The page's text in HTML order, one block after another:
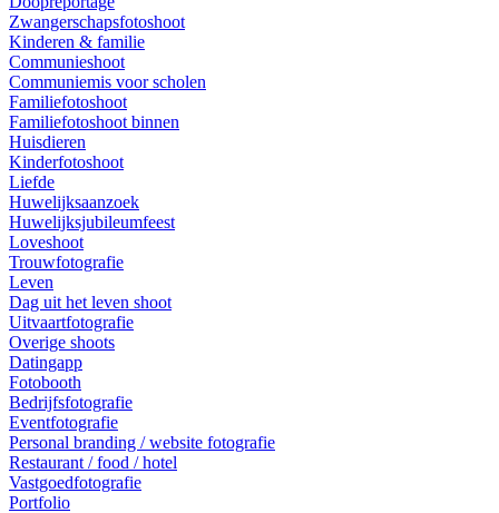
Zwangerschapsfotoshoot
Kinderen & familie
Communieshoot
Communiemis voor scholen
Familiefotoshoot
Familiefotoshoot binnen
Huisdieren
Kinderfotoshoot
Liefde
Huwelijksaanzoek
Huwelijksjubileumfeest
Loveshoot
Trouwfotografie
Leven
Dag uit het leven shoot
Uitvaartfotografie
Overige shoots
Datingapp
Fotobooth
Bedrijfsfotografie
Eventfotografie
Personal branding / website fotografie
Restaurant / food / hotel
Vastgoedfotografie
Portfolio